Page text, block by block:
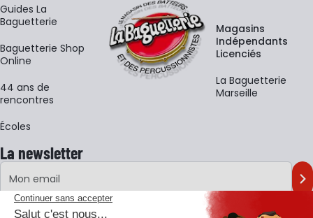
Guides La
Baguetterie
Baguetterie Shop
Online
44 ans de
rencontres
Écoles
Magasins
Indépendants
Licenciés
La Baguetterie
Marseille
La newsletter
Adresse e-mail
En vous inscrivant à notre newsletter, vous acceptez notre
confidentialité.